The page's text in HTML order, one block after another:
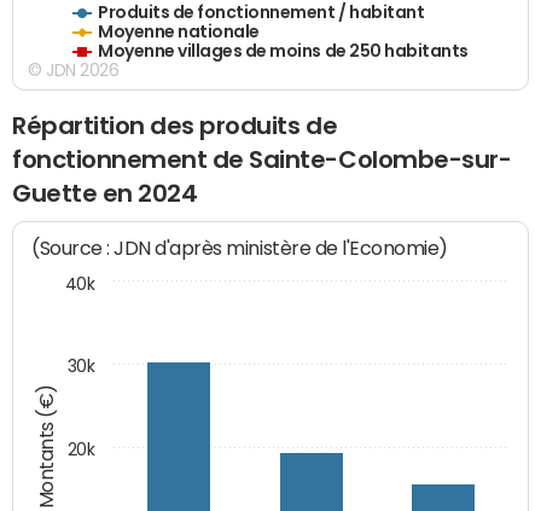
Produits de fonctionnement / habitant
Moyenne nationale
Moyenne villages de moins de 250 habitants
© JDN 2026
Répartition des produits de
fonctionnement de Sainte-Colombe-sur-
Guette en 2024
Montants (€)
(Source : JDN d'après ministère de l'Economie)
20k
30k
40k